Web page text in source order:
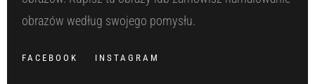
obrazów według swojego pomysłu.
FACEBOOK INSTAGRAM